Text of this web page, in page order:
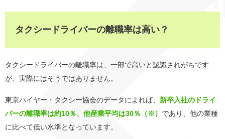
タクシードライバーの離職率は高い？
タクシードライバーの離職率は、一部で高いと認識されがちです
が、実際にはそうではありません。
東京ハイヤー・タクシー協会のデータによれば、 新卒入社のドライ
バーの離職率は約10％、他産業平均は30％（※） であり、他の業種
に比べて低い水準となっています。